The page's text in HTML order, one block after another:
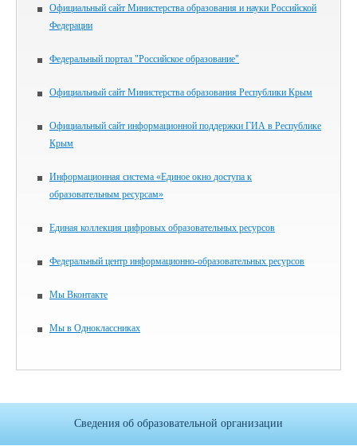
Официальный сайт Министерства образования и науки Российской
Федерации
Федеральный портал "Российское образование"
Официальный сайт Министерства образования Республики Крым
Официальный сайт информационной поддержки ГИА в Республике
Крым
Информационная система «Единое окно доступа к
образовательным ресурсам»
Единая коллекция цифровых образовательных ресурсов
Федеральный центр информационно-образовательных ресурсов
Мы Вконтакте
Мы в Одноклассниках
Сведения об образовательной организации